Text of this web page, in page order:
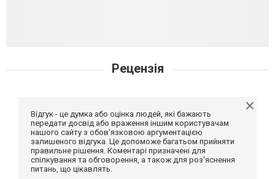
Рецензія
Відгук - це думка або оцінка людей, які бажають
передати досвід або враження іншим користувачам
нашого сайту з обов'язковою аргументацією
залишеного відгука. Це допоможе багатьом прийняти
правильне рішення. Коментарі призначені для
спілкування та обговорення, а також для роз'яснення
питань, що цікавлять.